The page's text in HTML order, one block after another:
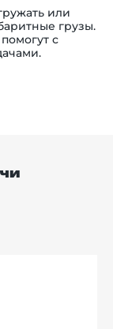
или
грузы.
с